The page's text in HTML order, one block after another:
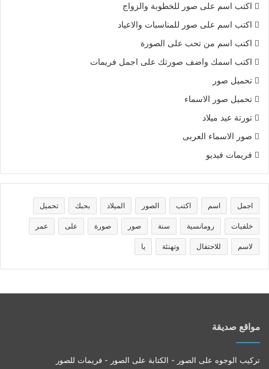
اكتب اسم على صور للخطوبة والزواج
اكتب اسم على صور للمناسبات والاعياد
اكتب اسم من تحب على الصورة
اكتب اسمك واضف صورتك على اجمل فريمات
تحميل صور
تحميل صور الاسماء
تورتة عيد ميلاد
صور الاسماء العربى
فريمات فيديو
اجمل اسم اكتب الصور الميلاد بحبك تحميل
خلفيات رومانسية سنة صور صورة على عمر
لاسم للاحتفال وتهنئة يا
مواقع صديقة
تركيب الوجوه على الصور - الكتابة على الصور - فريمات للصور